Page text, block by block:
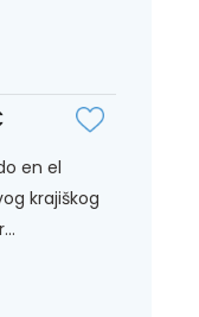
en el
krajiškog